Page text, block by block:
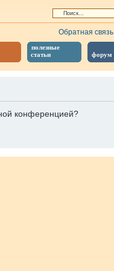
полезные
статьи
форум
Обратная связь
конференцией?